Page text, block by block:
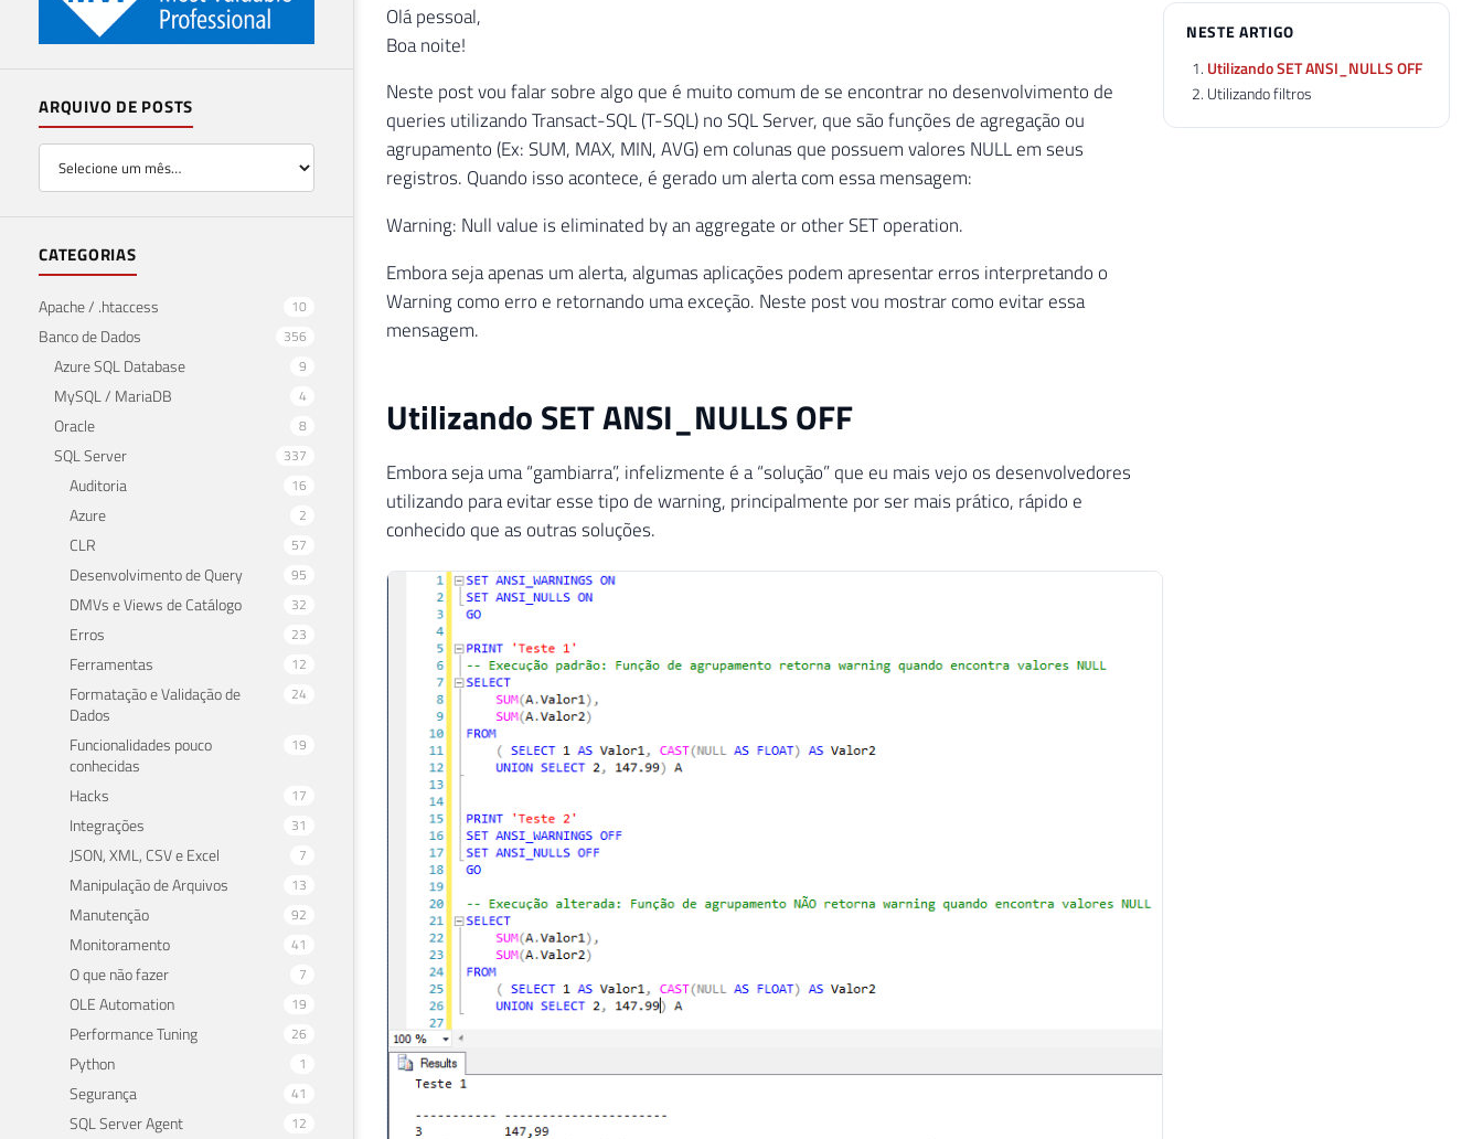
ARQUIVO DE POSTS
CATEGORIAS
Apache / .htaccess 10
Banco de Dados 356
Azure SQL Database 9
MySQL / MariaDB 4
Oracle 8
SQL Server 337
Auditoria 16
Azure 2
CLR 57
Desenvolvimento de Query 95
DMVs e Views de Catálogo 32
Erros 23
Ferramentas 12
Formatação e Validação de
Dados
24
Funcionalidades pouco
conhecidas
19
Hacks 17
Integrações 31
JSON, XML, CSV e Excel 7
Manipulação de Arquivos 13
Manutenção 92
Monitoramento 41
O que não fazer 7
OLE Automation 19
Performance Tuning 26
Python 1
Segurança 41
SQL Server Agent 12
Olá pessoal,
Boa noite!
Neste post vou falar sobre algo que é muito comum de se encontrar no desenvolvimento de
queries utilizando Transact-SQL (T-SQL) no SQL Server, que são funções de agregação ou
agrupamento (Ex: SUM, MAX, MIN, AVG) em colunas que possuem valores NULL em seus
registros. Quando isso acontece, é gerado um alerta com essa mensagem:
Warning: Null value is eliminated by an aggregate or other SET operation.
Embora seja apenas um alerta, algumas aplicações podem apresentar erros interpretando o
Warning como erro e retornando uma exceção. Neste post vou mostrar como evitar essa
mensagem.
Utilizando SET ANSI_NULLS OFF
Embora seja uma “gambiarra”, infelizmente é a “solução” que eu mais vejo os desenvolvedores
utilizando para evitar esse tipo de warning, principalmente por ser mais prático, rápido e
conhecido que as outras soluções.
NESTE ARTIGO
Utilizando SET ANSI_NULLS OFF
Utilizando filtros